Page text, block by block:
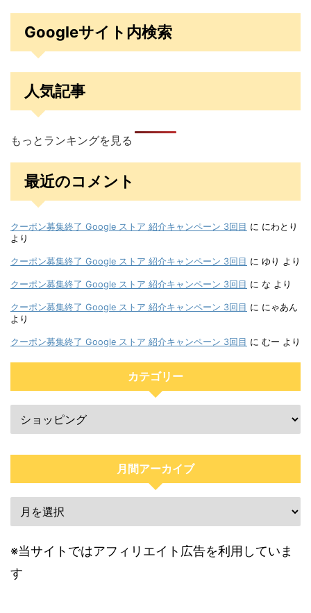
Googleサイト内検索
人気記事
もっとランキングを見る
最近のコメント
クーポン募集終了 Google ストア 紹介キャンペーン 3回目 に にわとり
より
クーポン募集終了 Google ストア 紹介キャンペーン 3回目 に ゆり より
クーポン募集終了 Google ストア 紹介キャンペーン 3回目 に な より
クーポン募集終了 Google ストア 紹介キャンペーン 3回目 に にゃあん
より
クーポン募集終了 Google ストア 紹介キャンペーン 3回目 に むー より
カテゴリー
月間アーカイブ
※当サイトではアフィリエイト広告を利用していま
す